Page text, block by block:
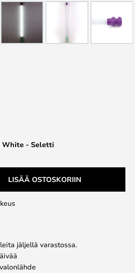
White - Seletti
LISÄÄ OSTOSKORIIN
jäljellä varastossa.
valonlähde